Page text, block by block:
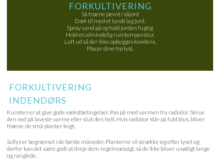
FORKULTIVERING
Så frøene jævnt i såjord
Dæk til med et tyndt lag jord.
Spray vand på og hold jorden fugtig.
Hold en almindelig rumtemperatur.
Luft ud så der ikke opbygges kondens.
Placer dine frø lyst.
FORKULTIVERING
INDENDØRS
Kunsten er at give gode vækstbetingelser. Pas på med varmen fra radiator. Skrue
den ned på laveste varme eller sluk den helt. Hvis radiator står på fuld blus, bliver
frøene, de små planter kogt.
Sollys er begrænset i de første måneder. Planterne vil strække sig efter lyset og
derfor kan det være godt at dreje dem regelmæssigt, så de ikke bliver unødigt lange
og ranglede.